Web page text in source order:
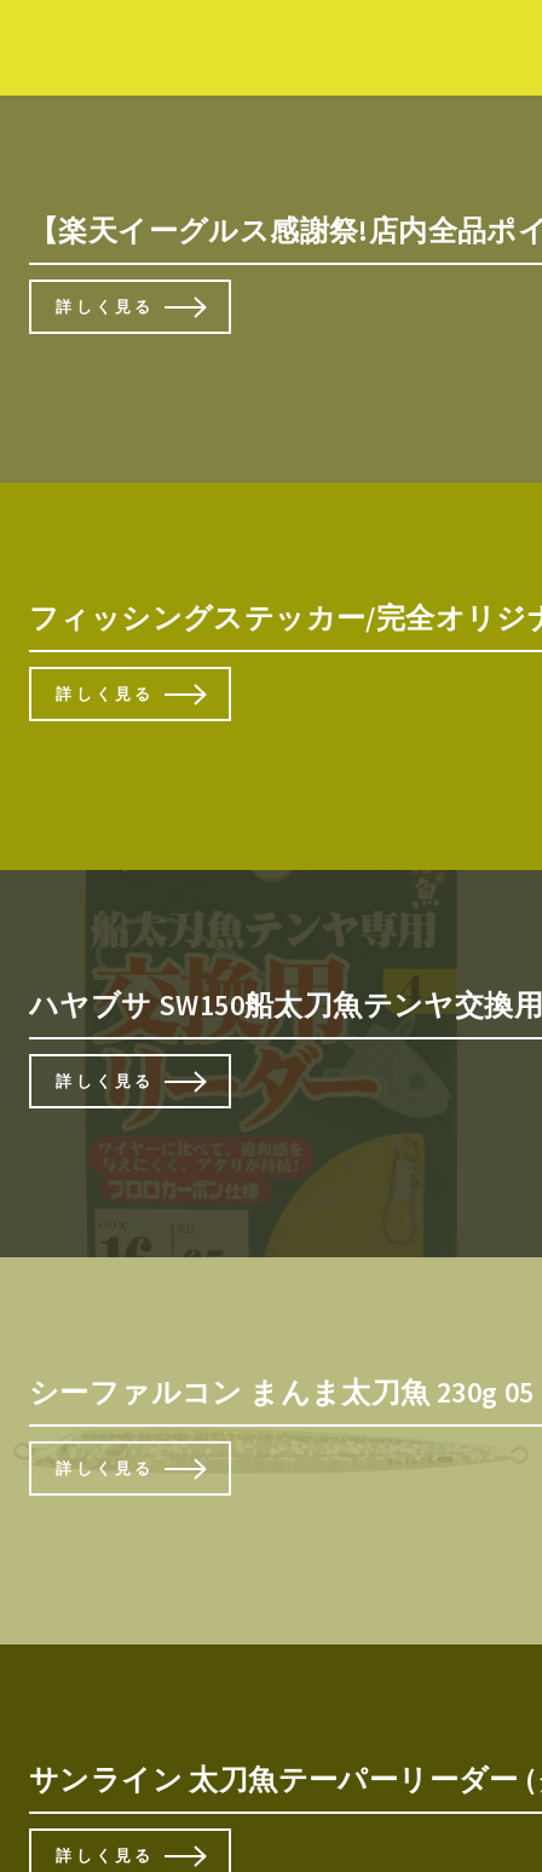
【楽天イーグルス感謝祭!店内全品
詳しく見る
フィッシングステッカー/完全オリ
詳しく見る
ハヤブサ SW150船太刀魚テンヤ交換
詳しく見る
シーファルコン まんま太刀魚 230g
詳しく見る
サンライン 太刀魚テーパーリーダー
詳しく見る